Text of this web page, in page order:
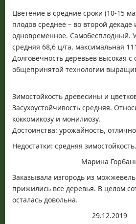
Цветение в средние сроки (10-15
плодов среднее – во второй декаде
одновременное. Самобесплодный.
средняя 68,6 ц/га, максимальная
Долговечность деревьев высокая
общепринятой технологии
Зимостойкость древесины и
Засухоустойчивость средняя.
коккомикозу и монилиозу.
Достоинства: урожайность,
Недостатки: средняя зимостойкость.
Марина
Заказывала изгородь из
прижились все деревья. В целом
осталась довольна.
29.12.2019